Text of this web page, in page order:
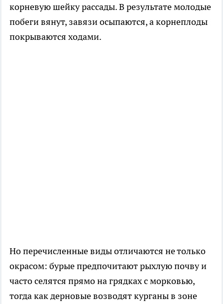
корневую шейку рассады. В результате молодые
побеги вянут, завязи осыпаются, а корнеплоды
покрываются ходами.
Но перечисленные виды отличаются не только
окрасом: бурые предпочитают рыхлую почву и
часто селятся прямо на грядках с морковью,
тогда как дерновые возводят курганы в зоне